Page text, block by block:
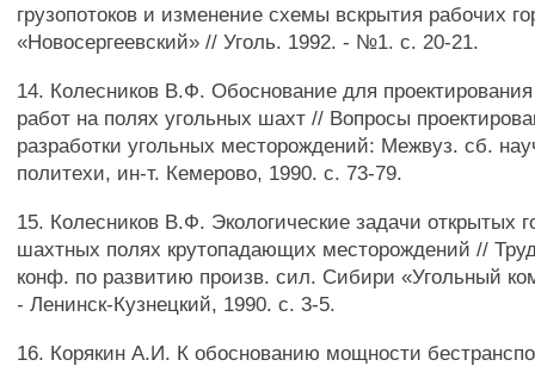
грузопотоков и изменение схемы вскрытия рабочих
«Новосергеевский» // Уголь. 1992. - №1. с. 20-21.
14. Колесников В.Ф. Обоснование для
работ на полях угольных шахт // Вопросы
разработки угольных месторождений: Межвуз. сб.
политехи, ин-т. Кемерово, 1990. с. 73-79.
15. Колесников В.Ф. Экологические задачи открытых
шахтных полях крутопадающих месторождений //
конф. по развитию произв. сил. Сибири «Угольный
- Ленинск-Кузнецкий, 1990. с. 3-5.
16. Корякин А.И. К обоснованию мощности